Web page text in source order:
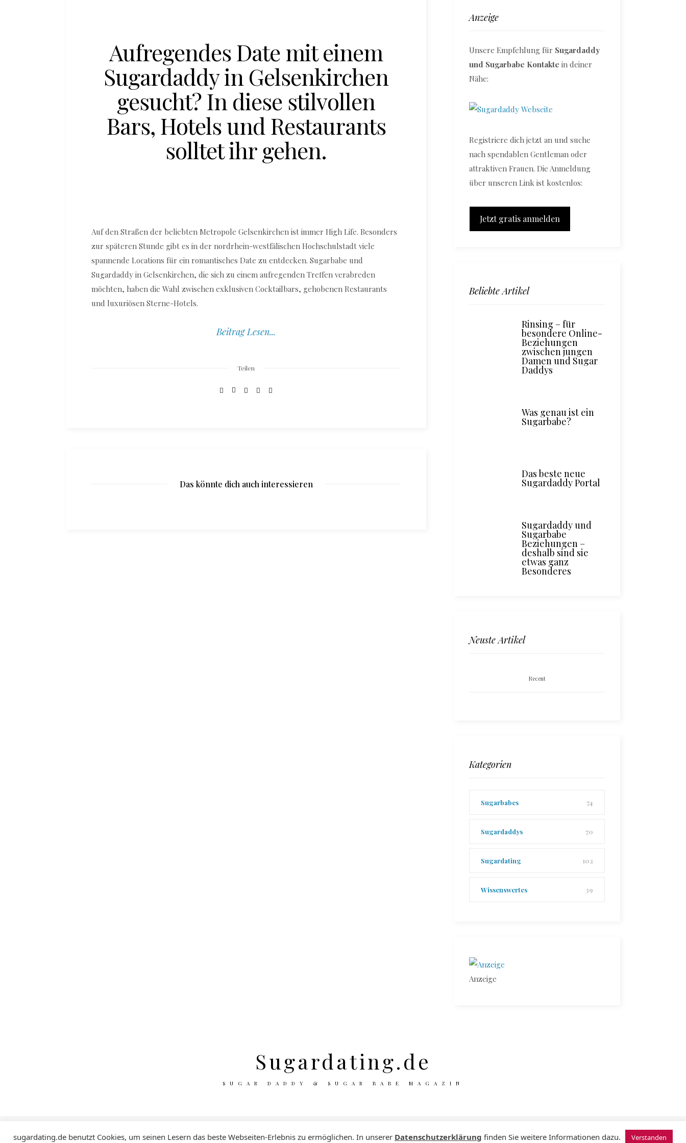
Aufregendes Date mit einem
Sugardaddy in Gelsenkirchen
gesucht? In diese stilvollen
Bars, Hotels und Restaurants
solltet ihr gehen.
Auf den Straßen der beliebten Metropole Gelsenkirchen ist immer High Life. Besonders
zur späteren Stunde gibt es in der nordrhein-westfälischen Hochschulstadt viele
spannende Locations für ein romantisches Date zu entdecken. Sugarbabe und
Sugardaddy in Gelsenkirchen, die sich zu einem aufregenden Treffen verabreden
möchten, haben die Wahl zwischen exklusiven Cocktailbars, gehobenen Restaurants
und luxuriösen Sterne-Hotels.
Beitrag Lesen...
Teilen
Das könnte dich auch interessieren
Anzeige
Unsere Empfehlung für Sugardaddy
und Sugarbabe Kontakte in deiner
Nähe:
Registriere dich jetzt an und suche
nach spendablen Gentleman oder
attraktiven Frauen. Die Anmeldung
über unseren Link ist kostenlos:
Jetzt gratis anmelden
Beliebte Artikel
Rinsing – für
besondere Online-
Beziehungen
zwischen jungen
Damen und Sugar
Daddys
Was genau ist ein
Sugarbabe?
Das beste neue
Sugardaddy Portal
Sugardaddy und
Sugarbabe
Beziehungen –
deshalb sind sie
etwas ganz
Besonderes
Neuste Artikel
Recent
Kategorien
Sugarbabes 74
Sugardaddys 70
Sugardating 102
Wissenswertes 39
Anzeige
Sugardating.de
SUGAR DADDY & SUGAR BABE MAGAZIN
Impressum Datenschutzerklärung © 2024 Sugardating.de
sugardating.de benutzt Cookies, um seinen Lesern das beste Webseiten-Erlebnis zu ermöglichen. In unserer Datenschutzerklärung finden Sie weitere Informationen dazu. Verstanden